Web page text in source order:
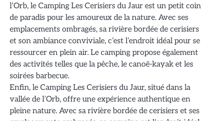
l’Orb, le Camping Les Cerisiers du Jaur est un petit coin
de paradis pour les amoureux de la nature. Avec ses
emplacements ombragés, sa rivière bordée de cerisiers
et son ambiance conviviale, c’est l’endroit idéal pour se
ressourcer en plein air. Le camping propose également
des activités telles que la pêche, le canoë-kayak et les
soirées barbecue.
Enfin, le Camping Les Cerisiers du Jaur, situé dans la
vallée de l’Orb, offre une expérience authentique en
pleine nature. Avec sa rivière bordée de cerisiers et ses